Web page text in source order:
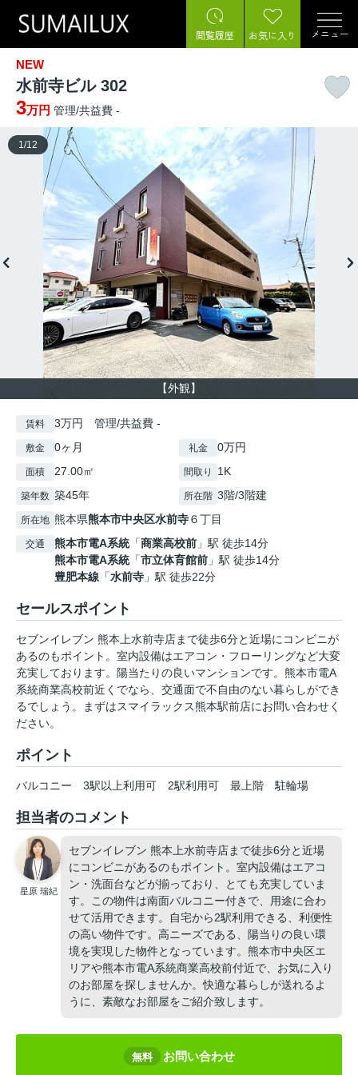
閲覧履歴 お気に入り メニュー
NEW
水前寺ビル 302
3万円 管理/共益費 -
【外観】
1 /12
賃料 3万円 管理/共益費 -
敷金 0ヶ月 礼金 0万円
面積 27.00㎡ 間取り 1K
築年数 築45年 所在階 3階/3階建
所在地 熊本県熊本市中央区水前寺６丁目
交通 熊本市電A系統「商業高校前 」駅 徒歩14分
熊本市電A系統「市立体育館前 」駅 徒歩14分
豊肥本線 「水前寺 」駅 徒歩22分
セールスポイント
セブンイレブン 熊本上水前寺店まで徒歩6分と近場にコンビニが
あるのもポイント。室内設備はエアコン・フローリングなど大変
充実しております。陽当たりの良いマンションです。熊本市電A
系統商業高校前近くでなら、交通面で不自由のない暮らしができ
るでしょう。まずはスマイラックス熊本駅前店にお問い合わせく
ださい。
ポイント
バルコニー 3駅以上利用可 2駅利用可 最上階 駐輪場
担当者のコメント
星原 瑞紀
セブンイレブン 熊本上水前寺店まで徒歩6分と近場
にコンビニがあるのもポイント。室内設備はエアコ
ン・洗面台などが揃っており、とても充実していま
す。この物件は南面バルコニー付きで、用途に合わ
せて活用できます。自宅から2駅利用できる、利便性
の高い物件です。高ニーズである、陽当りの良い環
境を実現した物件となっています。熊本市中央区エ
リアや熊本市電A系統商業高校前付近で、お気に入り
のお部屋を探しませんか。快適な暮らしが送れるよ
うに、素敵なお部屋をご紹介致します。
無料 お問い合わせ